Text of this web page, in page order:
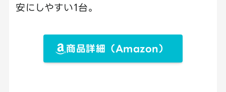
安にしやすい1台。
商品詳細（Amazon）